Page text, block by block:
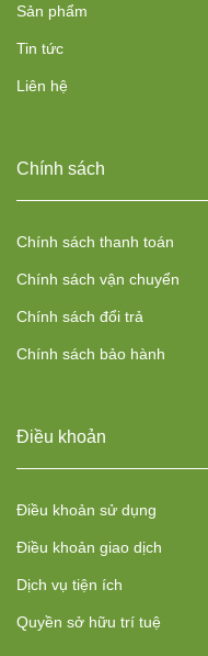
Sản phẩm
Tin tức
Liên hệ
Chính sách
Chính sách thanh toán
Chính sách vận chuyển
Chính sách đổi trả
Chính sách bảo hành
Điều khoản
Điều khoản sử dụng
Điều khoản giao dịch
Dịch vụ tiện ích
Quyền sở hữu trí tuệ